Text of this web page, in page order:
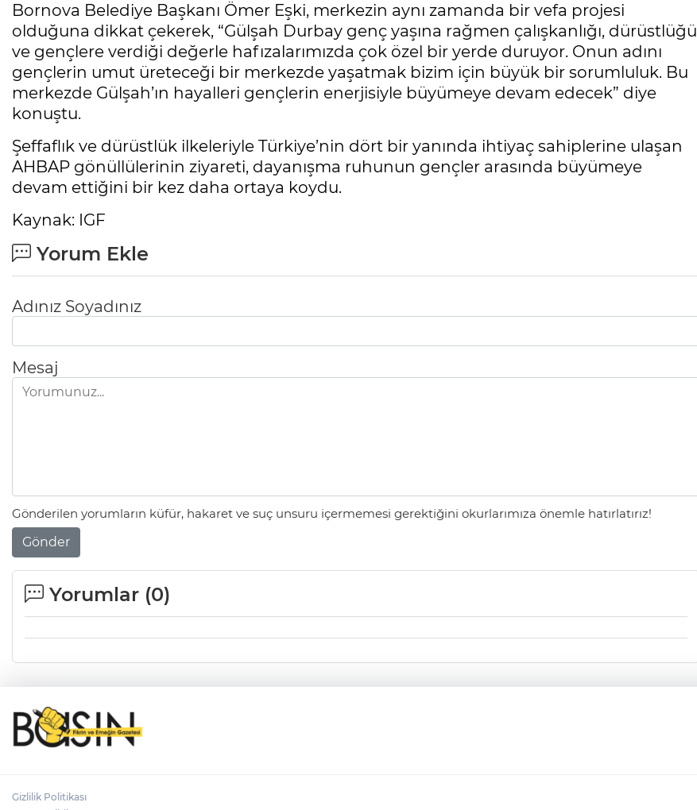
Bornova Belediye Başkanı Ömer Eşki, merkezin aynı zamanda bir vefa projesi
olduğuna dikkat çekerek, “Gülşah Durbay genç yaşına rağmen çalışkanlığı, dürüstlüğü
ve gençlere verdiği değerle hafızalarımızda çok özel bir yerde duruyor. Onun adını
gençlerin umut üreteceği bir merkezde yaşatmak bizim için büyük bir sorumluluk. Bu
merkezde Gülşah’ın hayalleri gençlerin enerjisiyle büyümeye devam edecek” diye
konuştu.
Şeffaflık ve dürüstlük ilkeleriyle Türkiye’nin dört bir yanında ihtiyaç sahiplerine ulaşan
AHBAP gönüllülerinin ziyareti, dayanışma ruhunun gençler arasında büyümeye
devam ettiğini bir kez daha ortaya koydu.
Kaynak: IGF
Yorum Ekle
Adınız Soyadınız
Mesaj
Gönderilen yorumların küfür, hakaret ve suç unsuru içermemesi gerektiğini okurlarımıza önemle hatırlatırız!
Gönder
Yorumlar (0)
Gizlilik Politikası